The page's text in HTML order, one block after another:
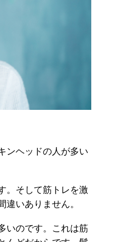
ンヘッドの人が多い
。そして筋トレを激
いありません。
いのです。これは筋